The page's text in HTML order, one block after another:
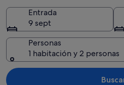
la
ciudad
de
Londres
Entrada
9 sept
Personas
1 habitación y 2 personas